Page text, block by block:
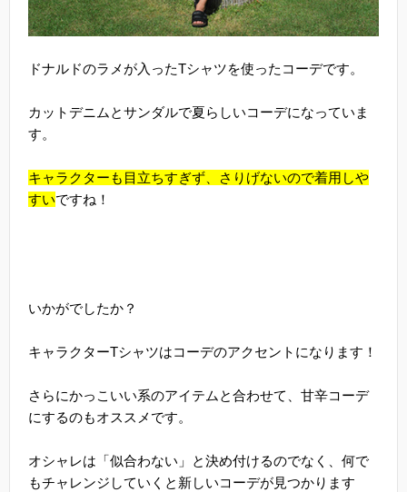
ドナルドのラメが入ったTシャツを使ったコーデです。
カットデニムとサンダルで夏らしいコーデになっていま
す。
キャラクターも目立ちすぎず、さりげないので着用しや
すいですね！
いかがでしたか？
キャラクターTシャツはコーデのアクセントになります！
さらにかっこいい系のアイテムと合わせて、甘辛コーデ
にするのもオススメです。
オシャレは「似合わない」と決め付けるのでなく、何で
もチャレンジしていくと新しいコーデが見つかります